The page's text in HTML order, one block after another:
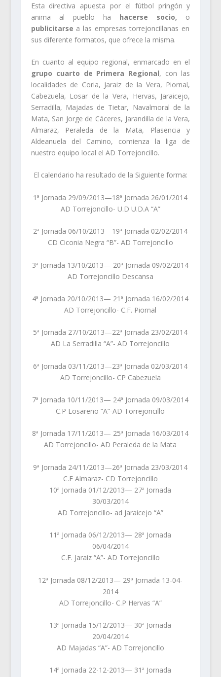
Esta directiva apuesta por el fútbol pringón y
anima al pueblo ha hacerse socio, o
publicitarse a las empresas torrejoncillanas en
sus diferente formatos, que ofrece la misma.
En cuanto al equipo regional, enmarcado en el
grupo cuarto de Primera Regional, con las
localidades de Coria, Jaraiz de la Vera, Piornal,
Cabezuela, Losar de la Vera, Hervas, Jaraicejo,
Serradilla, Majadas de Tietar, Navalmoral de la
Mata, San Jorge de Cáceres, Jarandilla de la Vera,
Almaraz, Peraleda de la Mata, Plasencia y
Aldeanuela del Camino, comienza la liga de
nuestro equipo local el AD Torrejoncillo.
El calendario ha resultado de la Siguiente forma:
1ª Jornada 29/09/2013—18ª Jornada 26/01/2014
AD Torrejoncillo- U.D U.D.A “A”
2ª Jornada 06/10/2013—19ª Jornada 02/02/2014
CD Ciconia Negra “B”- AD Torrejoncillo
3ª Jornada 13/10/2013— 20ª Jornada 09/02/2014
AD Torrejoncillo Descansa
4ª Jornada 20/10/2013— 21ª Jornada 16/02/2014
AD Torrejoncillo- C.F. Piornal
5ª Jornada 27/10/2013—22ª Jornada 23/02/2014
AD La Serradilla “A”- AD Torrejoncillo
6ª Jornada 03/11/2013—23ª Jornada 02/03/2014
AD Torrejoncillo- CP Cabezuela
7ª Jornada 10/11/2013— 24ª Jornada 09/03/2014
C.P Losareño “A”-AD Torrejoncillo
8ª Jornada 17/11/2013— 25ª Jornada 16/03/2014
AD Torrejoncillo- AD Peraleda de la Mata
9ª Jornada 24/11/2013—26ª Jornada 23/03/2014
C.F Almaraz- CD Torrejoncillo
10ª Jornada 01/12/2013— 27ª Jornada
30/03/2014
AD Torrejoncillo- ad Jaraicejo “A”
11ª Jornada 06/12/2013— 28ª Jornada
06/04/2014
C.F. Jaraiz “A”- AD Torrejoncillo
12ª Jornada 08/12/2013— 29ª Jornada 13-04-
2014
AD Torrejoncillo- C.P Hervas “A”
13ª Jornada 15/12/2013— 30ª Jornada
20/04/2014
AD Majadas “A”- AD Torrejoncillo
14ª Jornada 22-12-2013— 31ª Jornada